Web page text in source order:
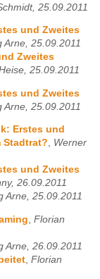
25.09.2011
und Zweites
Arne, 25.09.2011
Zweites
25.09.2011
und Zweites
Arne, 25.09.2011
Erstes und
Stadtrat?, Werner
und Zweites
26.09.2011
Arne, 25.09.2011
Florian
Arne, 26.09.2011
Florian